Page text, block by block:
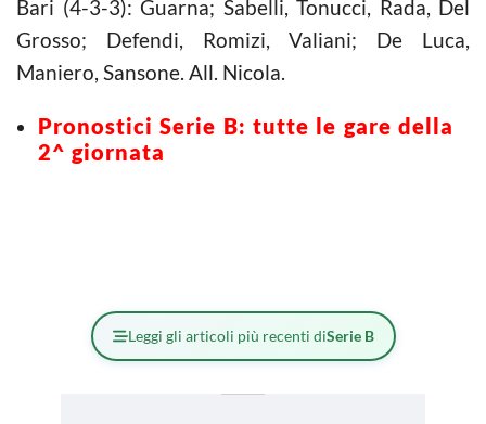
Bari (4-3-3): Guarna; Sabelli, Tonucci, Rada, Del
Grosso; Defendi, Romizi, Valiani; De Luca,
Maniero, Sansone. All. Nicola.
Pronostici Serie B: tutte le gare della
2^ giornata
Leggi gli articoli più recenti diSerie B